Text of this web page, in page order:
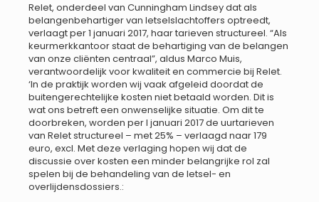
Relet, onderdeel van Cunningham Lindsey dat als
belangenbehartiger van letselslachtoffers optreedt,
verlaagt per 1 januari 2017, haar tarieven structureel. “Als
keurmerkkantoor staat de behartiging van de belangen
van onze cliënten centraal”, aldus Marco Muis,
verantwoordelijk voor kwaliteit en commercie bij Relet.
‘In de praktijk worden wij vaak afgeleid doordat de
buitengerechtelijke kosten niet betaald worden. Dit is
wat ons betreft een onwenselijke situatie. Om dit te
doorbreken, worden per I januari 2017 de uurtarieven
van Relet structureel – met 25% – verlaagd naar 179
euro, excl. Met deze verlaging hopen wij dat de
discussie over kosten een minder belangrijke rol zal
spelen bij de behandeling van de letsel- en
overlijdensdossiers.: